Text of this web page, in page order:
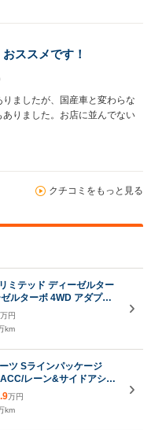
ススメです！
ましたが、国産車と変わらな
りました。お店に並んでない
クチコミをもっと見る
ミテッド ディーゼルター
ルターボ 4WD アダプテ
ラインドスポットモニ
ランク 前後ドライブレコ
バーチャルコックピット
万円
km
ツ Sラインパッケージ
レーン&サイドアシス
CP/全周囲カメ
テリアライト/前後ドラレ
保証
万円
km